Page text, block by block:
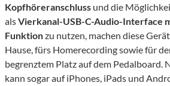
Kopfhöreranschluss und die
alsVierkanal-USB-C-Audio-Interface
Funktionzu nutzen, machen diese
Hause, fürs Homerecording sowie für
begrenztem Platz auf dem Pedalboard.
kann sogar auf iPhones, iPads und